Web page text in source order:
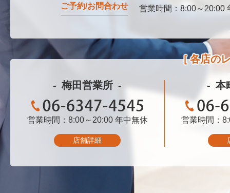
ご予約/お問合わせ 0120-076-750
営業時間：8:00～20:00
各店の
梅田営業所
06-6347-4545
営業時間：8:00～20:00 年中無休
店舗詳細
本
営業時間：